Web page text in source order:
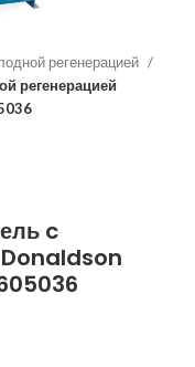
регенерацией
регенерацией
c
Donaldson